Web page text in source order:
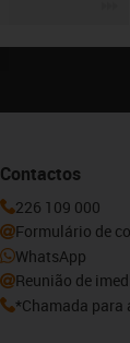
Contactos
226 109 000
Formulário de
WhatsApp
Reunião de
*Chamada para